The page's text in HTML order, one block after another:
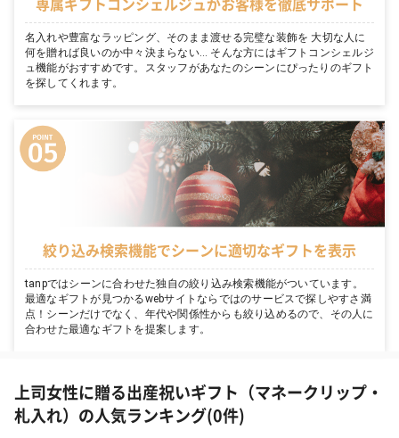
名入れや豊富なラッピング、そのまま渡せる完璧な装飾を 大切な人に
何を贈れば良いのか中々決まらない… そんな方にはギフトコンシェルジ
ュ機能がおすすめです。スタッフがあなたのシーンにぴったりのギフト
を探してくれます。
絞り込み検索機能でシーンに適切なギフトを表示
tanpではシーンに合わせた独自の絞り込み検索機能がついています。
最適なギフトが見つかるwebサイトならではのサービスで探しやすさ満
点！シーンだけでなく、年代や関係性からも絞り込めるので、その人に
合わせた最適なギフトを提案します。
上司女性に贈る出産祝いギフト（マネークリップ・
札入れ）の人気ランキング(0件)